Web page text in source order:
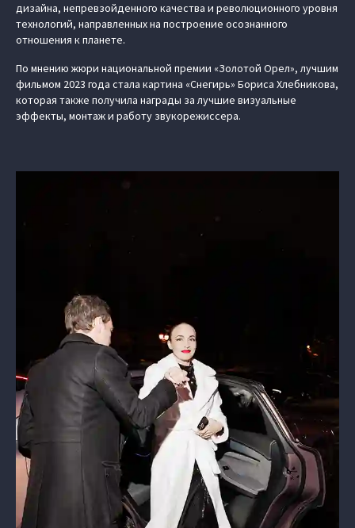
дизайна, непревзойденного качества и революционного уровня
технологий, направленных на построение осознанного
отношения к планете.
По мнению жюри национальной премии «Золотой Орел», лучшим
фильмом 2023 года стала картина «Снегирь» Бориса Хлебникова,
которая также получила награды за лучшие визуальные
эффекты, монтаж и работу звукорежиссера.